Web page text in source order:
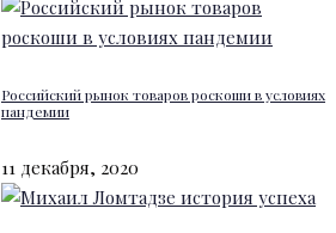
Российский рынок товаров роскоши в условиях
пандемии
11 декабря, 2020